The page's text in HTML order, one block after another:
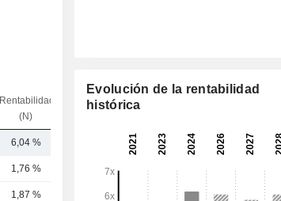
Rentabilidad
(N)
Capi.($)
6,04 %
1,76 % 950 mil M
1,87 % 442 mil M
Evolución de la rentabilidad
histórica